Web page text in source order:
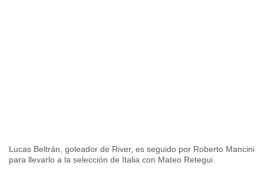
Lucas Beltrán, goleador de River, es seguido por Roberto Mancini
para llevarlo a la selección de Italia con Mateo Retegui